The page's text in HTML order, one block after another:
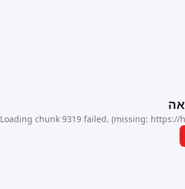
Loading chunk 9319 failed. (missing: https://